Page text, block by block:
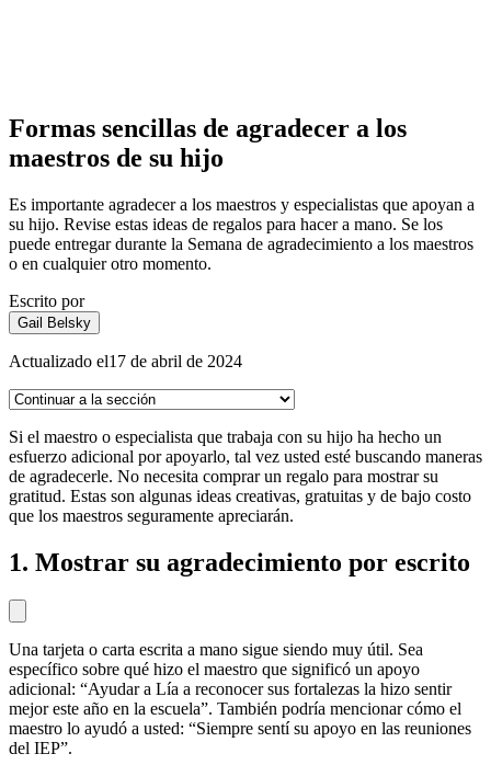
Formas sencillas de agradecer a los
maestros de su hijo
Es importante agradecer a los maestros y especialistas que apoyan a
su hijo. Revise estas ideas de regalos para hacer a mano. Se los
puede entregar durante la Semana de agradecimiento a los maestros
o en cualquier otro momento.
Escrito por
Gail Belsky
Actualizado el17 de abril de 2024
Si el maestro o especialista que trabaja con su hijo ha hecho un
esfuerzo adicional por apoyarlo, tal vez usted esté buscando maneras
de agradecerle. No necesita comprar un regalo para mostrar su
gratitud. Estas son algunas ideas creativas, gratuitas y de bajo costo
que los maestros seguramente apreciarán.
1. Mostrar su agradecimiento por escrito
Una tarjeta o carta escrita a mano sigue siendo muy útil. Sea
específico sobre qué hizo el maestro que significó un apoyo
adicional: “Ayudar a Lía a reconocer sus fortalezas la hizo sentir
mejor este año en la escuela”. También podría mencionar cómo el
maestro lo ayudó a usted: “Siempre sentí su apoyo en las reuniones
del IEP”.